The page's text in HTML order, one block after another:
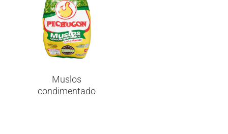
Muslos
condimentado